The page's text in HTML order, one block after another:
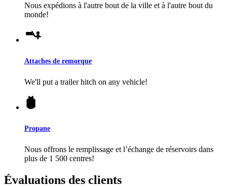
Nous expédions à l'autre bout de la ville et à l'autre bout du
monde!
Attaches de remorque
We'll put a trailer hitch on any vehicle!
Propane
Nous offrons le remplissage et l’échange de réservoirs dans
plus de 1 500 centres!
Évaluations des clients